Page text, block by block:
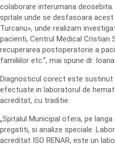
colaborare interumana
spitale unde se desfasoara
Turcanu», unde realizam
pacienti, Centrul Medical Cristian
recuperarea postoperatorie a
familiilor etc.”, mai spune dr.
Diagnosticul corect este sustinut
efectuate in laboratorul de
acreditat, cu traditie.
„Spitalul Municipal ofera, pe
pregatiti, si analize speciale.
acreditat ISO RENAR, este un